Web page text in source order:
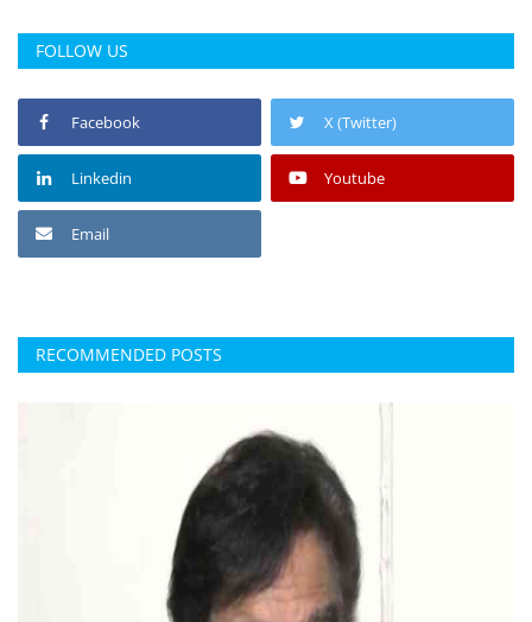
FOLLOW US
Facebook X (Twitter)
Linkedin Youtube
Email
RECOMMENDED POSTS